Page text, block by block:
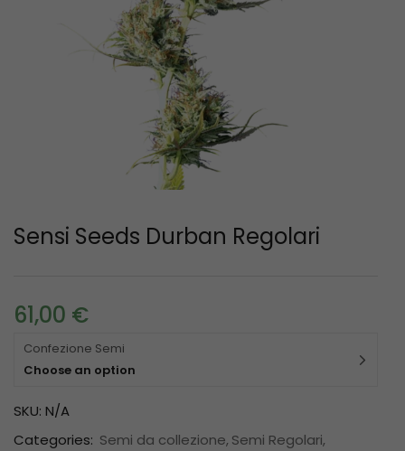
Sensi Seeds Durban Regolari
61,00 €
Confezione Semi
Choose an option
SKU: N/A
Categories: Semi da collezione Semi Regolari